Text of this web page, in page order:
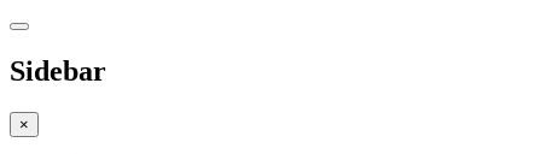
Sidebar
×